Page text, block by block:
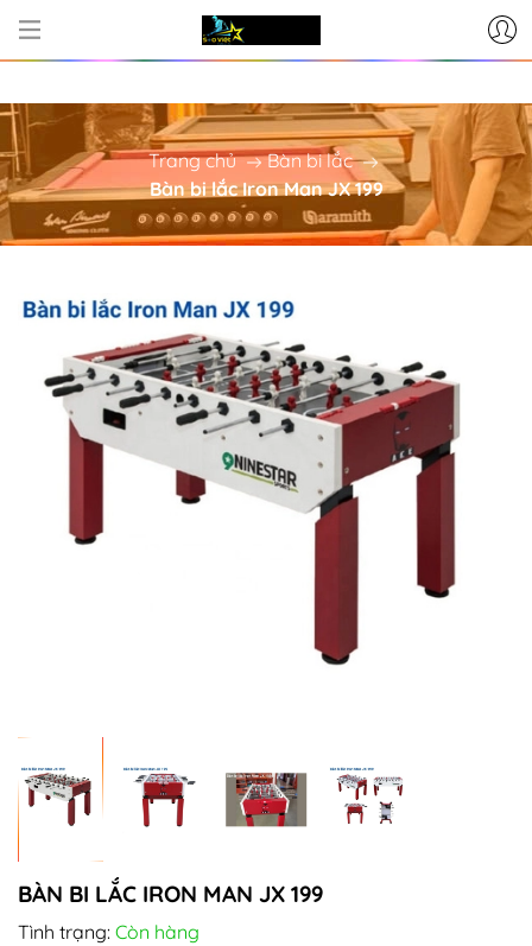
CUNG CẤP BÀN BI-A - PHỤ KIỆN
Trang chủ
Bàn bi lắc
Bàn bi lắc Iron Man JX 199
BÀN BI LẮC IRON MAN JX 199
Tình trạng: Còn hàng